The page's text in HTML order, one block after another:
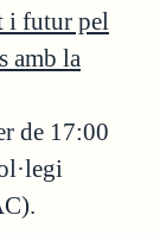
i futur pel
amb la
de 17:00